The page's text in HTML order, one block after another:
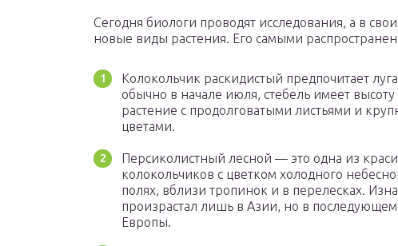
Сегодня биологи проводят исследования, а в
новые виды растения. Его самыми
Колокольчик раскидистый предпочитает
обычно в начале июля, стебель имеет
растение с продолговатыми листьями и
цветами.
Персиколистный лесной — это одна из
колокольчиков с цветком холодного
полях, вблизи тропинок и в перелесках.
произрастал лишь в Азии, но в последующем
Европы.